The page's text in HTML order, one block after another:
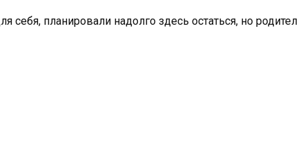
себя, планировали надолго здесь остаться, но